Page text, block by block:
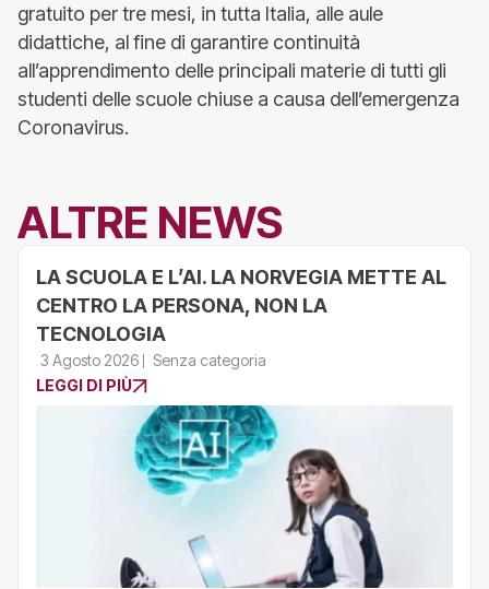
gratuito per tre mesi, in tutta Italia, alle aule
didattiche, al fine di garantire continuità
all’apprendimento delle principali materie di tutti gli
studenti delle scuole chiuse a causa dell’emergenza
Coronavirus.
ALTRE NEWS
LA SCUOLA E L’AI. LA NORVEGIA METTE AL
CENTRO LA PERSONA, NON LA
TECNOLOGIA
3 Agosto 2026
Senza categoria
LEGGI DI PIÙ